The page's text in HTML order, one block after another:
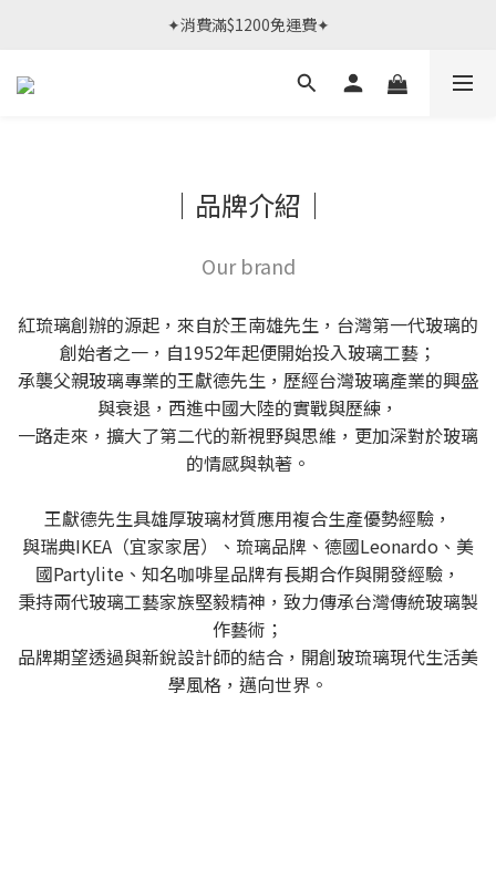
春日限定體驗課 >> 作伙來預約.ᐟ‪‪.ᐟ
✦消費滿$1200免運費✦
春日限定體驗課 >> 作伙來預約.ᐟ‪‪.ᐟ
｜品牌介紹｜
Our brand
紅琉璃創辦的源起，來自於王南雄先生，台灣第一代玻璃的
創始者之一，自1952年起便開始投入玻璃工藝；
承襲父親玻璃專業的王獻德先生，歷經台灣玻璃產業的興盛
與衰退，西進中國大陸的實戰與歷練，
一路走來，擴大了第二代的新視野與思維，更加深對於玻璃
的情感與執著。
王獻德先生具雄厚玻璃材質應用複合生產優勢經驗，
與瑞典IKEA（宜家家居）、琉璃品牌、德國Leonardo、美
國Partylite、知名咖啡星品牌有長期合作與開發經驗，
秉持兩代玻璃工藝家族堅毅精神，致力傳承台灣傳統玻璃製
作藝術；
品牌期望透過與新銳設計師的結合，開創玻琉璃現代生活美
學風格，邁向世界。